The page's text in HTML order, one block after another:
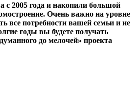
2005 года и накопили большой
Очень важно на уровне
все потребности вашей семьи и не
годы вы будете получать
до мелочей» проекта